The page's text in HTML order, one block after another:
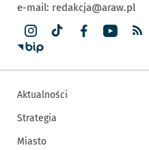
e-mail: redakcja@araw.pl
Aktualności
Strategia
Miasto